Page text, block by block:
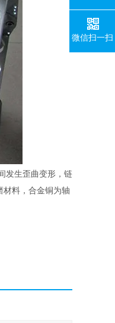
发生歪曲变形，链
材料，合金铜为轴
微信扫一扫